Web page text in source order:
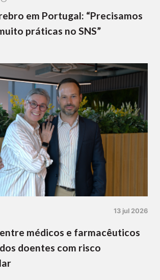
em Portugal: “Precisamos
práticas no SNS”
13 jul 2026
médicos e farmacêuticos
doentes com risco